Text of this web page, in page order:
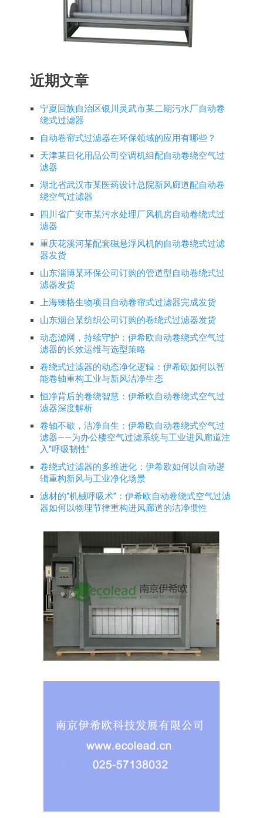
近期文章
宁夏回族自治区银川灵武市某二期污水厂自动卷
绕式过滤器
自动卷帘式过滤器在环保领域的应用有哪些？
天津某日化用品公司空调机组配自动卷绕空气过
滤器
湖北省武汉市某医药设计总院新风廊道配自动卷
绕空气过滤器
四川省广安市某污水处理厂风机房自动卷绕式过
滤器
重庆花溪河某配套磁悬浮风机的自动卷绕式过滤
器发货
山东淄博某环保公司订购的管道型自动卷绕式过
滤器发货
上海臻格生物项目自动卷帘式过滤器完成发货
山东烟台某纺织公司订购的卷绕式过滤器发货
动态滤网，持续守护：伊希欧自动卷绕式空气过
滤器的长效运维与选型策略
卷绕式过滤器的动态净化逻辑：伊希欧如何以智
能卷轴重构工业与新风洁净生态
恒净背后的卷绕智慧：伊希欧自动卷绕式空气过
滤器深度解析
卷轴不歇，洁净自生：伊希欧自动卷绕式空气过
滤器——为办公楼空气过滤系统与工业进风廊道注
入“呼吸韧性”
卷绕式过滤器的多维进化：伊希欧如何以自动逻
辑重构新风与工业净化场景
滤材的“机械呼吸术”：伊希欧自动卷绕式空气过滤
器如何以物理节律重构进风廊道的洁净惯性